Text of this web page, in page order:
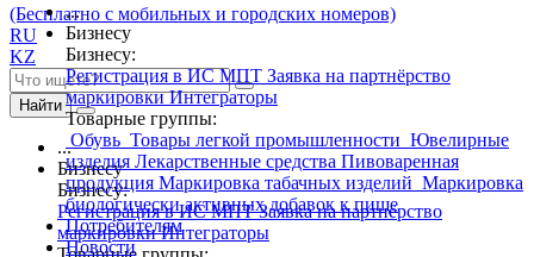
...
Бизнесу
Бизнесу:
Регистрация в ИС МПТ Заявка на партнёрство
маркировкиИнтеграторы
Товарные группы:
Обувь Товары легкой промышленности Ювелирные
изделия Лекарственные средства Пивоваренная
продукция Маркировка табачных изделий Маркировка
биологически активных добавок к пище
Потребителям
Новости
(Бесплатно с мобильных и городских номеров)
RU
KZ
Найти
...
Бизнесу
Бизнесу:
Регистрация в ИС МПТЗаявка на партнёрство
маркировкиИнтеграторы